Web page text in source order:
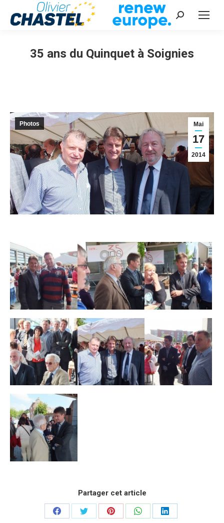
Recherche
35 ans du Quinquet à Soignies
Mai
17
2014
Photos
Partager cet article
PartagerPartagerPartagerPartagerPartager